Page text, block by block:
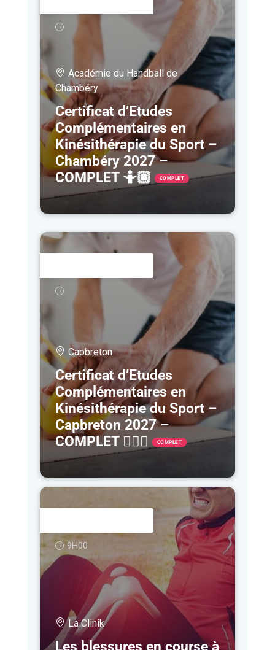
Académie du Handball de
Chambéry
Certificat d’Etudes
Complémentaires en
Kinésithérapie du Sport –
Chambéry 2027 –
COMPLET 🤷🏽
COMPLET
Capbreton
Certificat d’Etudes
Complémentaires en
Kinésithérapie du Sport –
Capbreton 2027 –
COMPLET 🤷🏻‍♀️
COMPLET
9H00
La Clinik
Les blessures en course à